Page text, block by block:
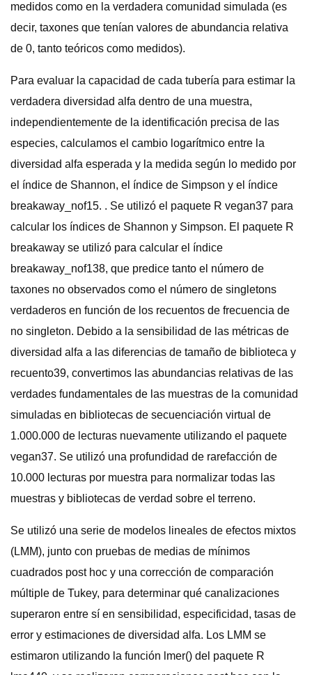
medidos como en la verdadera comunidad simulada (es
decir, taxones que tenían valores de abundancia relativa
de 0, tanto teóricos como medidos).
Para evaluar la capacidad de cada tubería para estimar la
verdadera diversidad alfa dentro de una muestra,
independientemente de la identificación precisa de las
especies, calculamos el cambio logarítmico entre la
diversidad alfa esperada y la medida según lo medido por
el índice de Shannon, el índice de Simpson y el índice
breakaway_nof15. . Se utilizó el paquete R vegan37 para
calcular los índices de Shannon y Simpson. El paquete R
breakaway se utilizó para calcular el índice
breakaway_nof138, que predice tanto el número de
taxones no observados como el número de singletons
verdaderos en función de los recuentos de frecuencia de
no singleton. Debido a la sensibilidad de las métricas de
diversidad alfa a las diferencias de tamaño de biblioteca y
recuento39, convertimos las abundancias relativas de las
verdades fundamentales de las muestras de la comunidad
simuladas en bibliotecas de secuenciación virtual de
1.000.000 de lecturas nuevamente utilizando el paquete
vegan37. Se utilizó una profundidad de rarefacción de
10.000 lecturas por muestra para normalizar todas las
muestras y bibliotecas de verdad sobre el terreno.
Se utilizó una serie de modelos lineales de efectos mixtos
(LMM), junto con pruebas de medias de mínimos
cuadrados post hoc y una corrección de comparación
múltiple de Tukey, para determinar qué canalizaciones
superaron entre sí en sensibilidad, especificidad, tasas de
error y estimaciones de diversidad alfa. Los LMM se
estimaron utilizando la función lmer() del paquete R